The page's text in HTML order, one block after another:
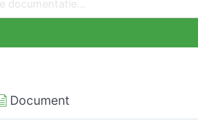
Document